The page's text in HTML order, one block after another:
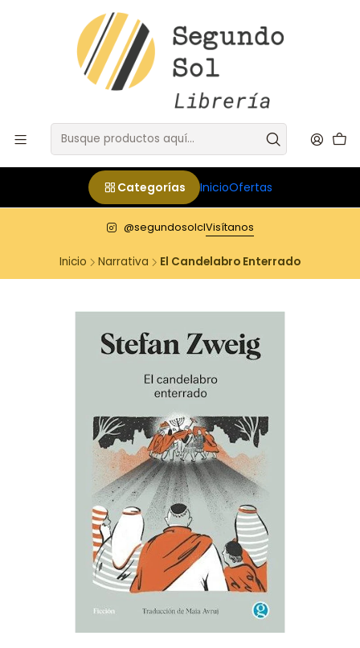
Categorías InicioOfertas
@segundosolclVisítanos
Inicio Narrativa El Candelabro Enterrado